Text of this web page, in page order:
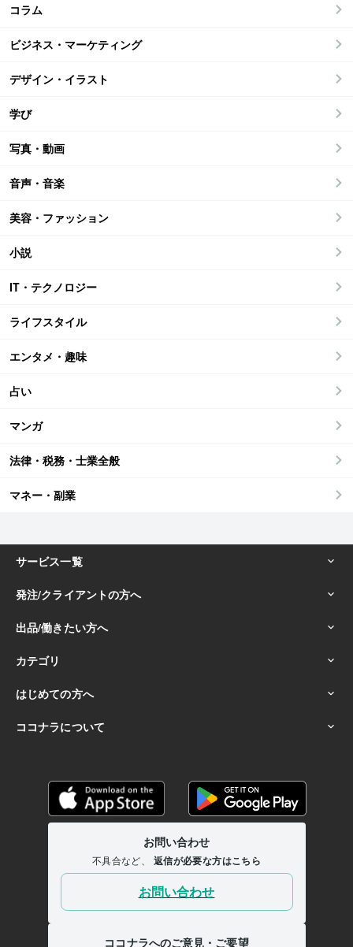
コラム
ビジネス・マーケティング
デザイン・イラスト
学び
写真・動画
音声・音楽
美容・ファッション
小説
IT・テクノロジー
ライフスタイル
エンタメ・趣味
占い
マンガ
法律・税務・士業全般
マネー・副業